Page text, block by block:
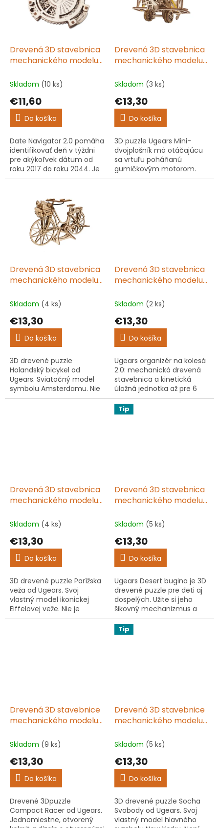
dDrevená 3D stavebnica
mechanického modelu
Skladom (10 ks)
€11,60
Do košíka
Date Navigator 2.0 pomáha
identifikovať deň v týždni
pre akýkoľvek dátum od
roku 2017 do roku 2044. Je
zostavený bez lepidla,
Drevená 3D stavebnica
mechanického modelu
Skladom (3 ks)
€13,30
Do košíka
3D puzzle Ugears Mini-
dvojplošník má otáčajúcu
sa vrtuľu poháňanú
gumičkovým motorom.
Model stačí zatiahnuť
Drevená 3D stavebnica
mechanického modelu
Skladom (4 ks)
€13,30
Do košíka
3D drevené puzzle
Holandský bicykel od
Ugears. Sviatočný model
symbolu Amsterdamu. Nie
je potrebné žiadne lepidlo
Drevená 3D stavebnica
mechanického modelu
potreby
Skladom (2 ks)
€13,30
Do košíka
Ugears organizér na kolesá
2.0: mechanická drevená
stavebnica a kinetická
úložná jednotka až pre 6
pier a ceruziek. Zostavuje
sa bez lepidla a
špeciálneho náradia ako
Drevená 3D stavebnica
mechanického modelu
Skladom (4 ks)
€13,30
Do košíka
3D drevené puzzle Parížska
veža od Ugears. Svoj
vlastný model ikonickej
Eiffelovej veže. Nie je
potrebné žiadne lepidlo ani
Tip
Drevená 3D stavebnica
mechanického modelu
Skladom (5 ks)
€13,30
Do košíka
Ugears Desert bugina je 3D
drevené puzzle pre deti aj
dospelých. Užite si jeho
šikovný mechanizmus a
elegantný dizajn.
Drevená 3D stavebnice
mechanického modelu
Skladom (9 ks)
€13,30
Do košíka
Drevené 3Dpuzzle
Compact Racer od Ugears.
Jednomiestne, otvorený
Tip
Drevená 3D stavebnice
mechanického modelu
Skladom (5 ks)
€13,30
Do košíka
3D drevené puzzle Socha
Svobody od Ugears. Svoj
vlastný model hlavného